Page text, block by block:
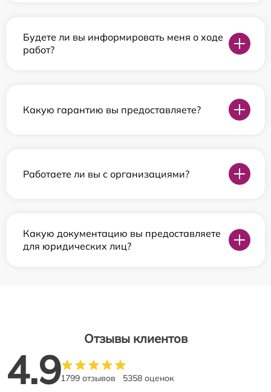
Будете ли вы информировать меня о ходе
работ?
Какую гарантию вы предоставляете?
Работаете ли вы с организациями?
Какую документацию вы предоставляете
для юридических лиц?
Отзывы клиентов
4.91799 отзывов 5358 оценок